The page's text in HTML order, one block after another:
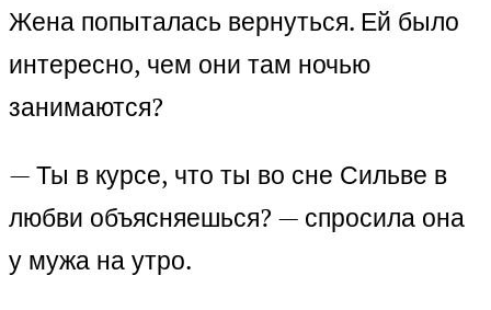
Жена попыталась вернуться. Ей было
интересно, чем они там ночью
занимаются?
— Ты в курсе, что ты во сне Сильве в
любви объясняешься? — спросила она
у мужа на утро.